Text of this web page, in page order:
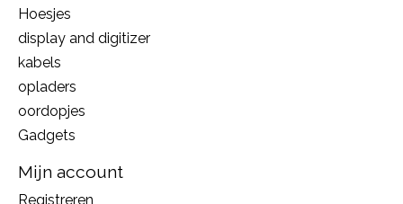
Hoesjes
display and digitizer
kabels
opladers
oordopjes
Gadgets
Mijn account
Registreren